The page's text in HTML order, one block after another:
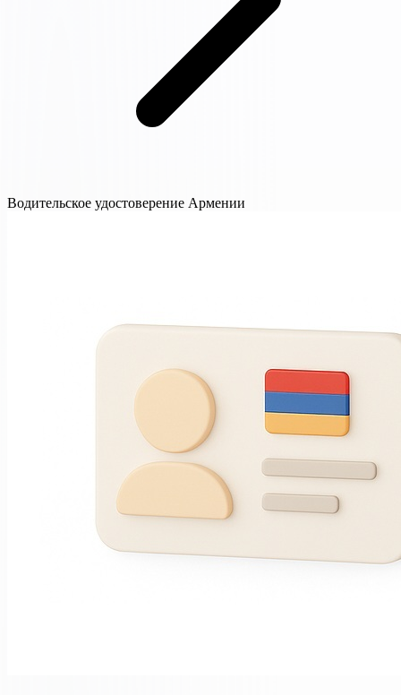
Водительское удостоверение Армении